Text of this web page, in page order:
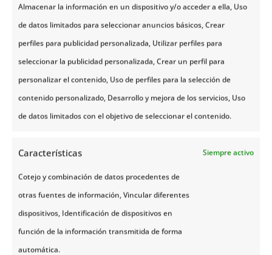
Almacenar la información en un dispositivo y/o acceder a ella, Uso
de datos limitados para seleccionar anuncios básicos, Crear
perfiles para publicidad personalizada, Utilizar perfiles para
seleccionar la publicidad personalizada, Crear un perfil para
personalizar el contenido, Uso de perfiles para la selección de
contenido personalizado, Desarrollo y mejora de los servicios, Uso
de datos limitados con el objetivo de seleccionar el contenido.
Características Siempre activo
Cotejo y combinación de datos procedentes de
otras fuentes de información, Vincular diferentes
dispositivos, Identificación de dispositivos en
función de la información transmitida de forma
automática.
Realmente, no puedes dejar de visitar este templo,
en cuyo interior se destacan increíbles detalles en